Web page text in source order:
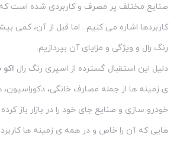
صنایع مختلف پر مصرف و کاربردی شده است که
کاربردها اشاره می کنیم . اما قبل از آن، کمی
رنگ رال و ویژگی و مزایای آن بپردازیم.
دلیل این استقبال گسترده از اسپری رنگ رال
ی زمینه ها از جمله مصارف خانگی،
خودرو سازی و صنایع جای خود را در بازار باز
هایی که آن را خاص و در همه ی زمینه ها